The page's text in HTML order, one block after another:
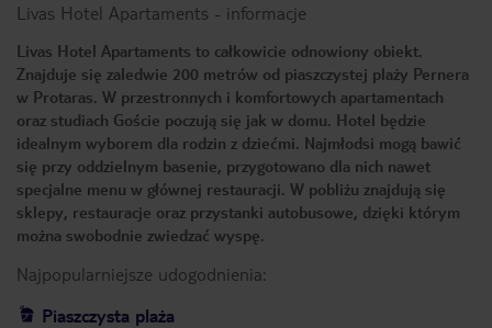
Livas Hotel Apartaments - informacje
Livas Hotel Apartaments to całkowicie odnowiony obiekt.
Znajduje się zaledwie 200 metrów od piaszczystej plaży Pernera
w Protaras. W przestronnych i komfortowych apartamentach
oraz studiach Goście poczują się jak w domu. Hotel będzie
idealnym wyborem dla rodzin z dziećmi. Najmłodsi mogą bawić
się przy oddzielnym basenie, przygotowano dla nich nawet
specjalne menu w głównej restauracji. W pobliżu znajdują się
sklepy, restauracje oraz przystanki autobusowe, dzięki którym
można swobodnie zwiedzać wyspę.
Najpopularniejsze udogodnienia:
Piaszczysta plaża